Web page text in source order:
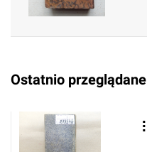
Ostatnio przeglądane